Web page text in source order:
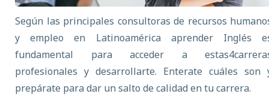
Según las principales consultoras de recursos
y empleo en Latinoamérica aprender Inglés
fundamental para acceder a estas4
profesionales y desarrollarte. Enterate cuáles son
prepárate para dar un salto de calidad en tu carrera.